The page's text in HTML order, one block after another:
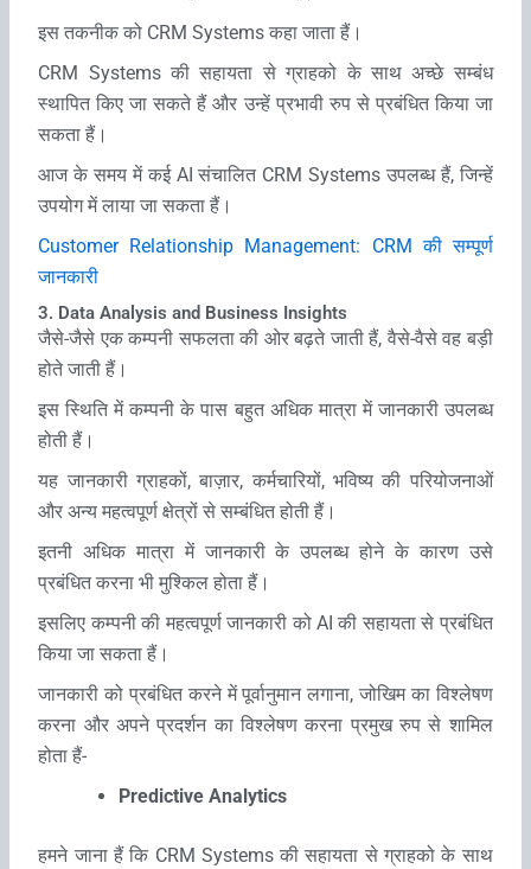
इस‍ तकनीक को CRM Systems कहा जाता हैं।
CRM Systems की सहायता से ग्राहको के साथ अच्‍छे सम्‍बंध
स्‍थापित किए जा सकते हैं और उन्‍हें प्रभावी रुप से प्रबंधित किया जा
सकता हैं।
आज के समय में कई AI संचालित CRM Systems उपलब्‍ध हैं, जिन्‍हें
उपयोग में लाया जा सकता हैं।
Customer Relationship Management: CRM की सम्‍पूर्ण
जानकारी
3. Data Analysis and Business Insights
जैसे-जैसे एक कम्‍पनी सफलता की ओर बढ़ते जाती हैं, वैसे-वैसे वह बड़ी
होते जाती हैं।
इस‍ स्थिति में कम्‍पनी के पास बहुत अधिक मात्रा में जानकारी उपलब्‍ध
होती हैं।
यह जानकारी ग्राहकों, बाज़ार, कर्मचारियों, भविष्‍य की परियोजनाओं
और अन्‍य महत्‍वपूर्ण क्षेत्रों से सम्‍बंधित होती हैं।
इतनी अधिक मात्रा में जानकारी के उपलब्‍ध होने के कारण उसे
प्रबंधित करना भी मुश्किल होता हैं।
इसलिए कम्‍पनी की महत्‍वपूर्ण जानकारी को AI की सहायता से प्रबंधित
किया जा सकता हैं।
जानकारी को प्रबंधित करने में पूर्वानुमान लगाना, जोखिम का विश्‍लेषण
करना और अपने प्रदर्शन का विश्‍लेषण करना प्रमुख रुप से शामिल
होता हैं-
Predictive Analytics
हमने जाना हैं कि CRM Systems की सहायता से ग्राहको के साथ